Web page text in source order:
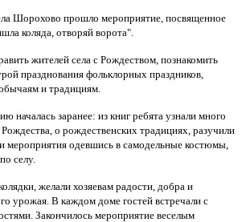
Шорохово прошло мероприятие, посвященное
коляда, отворяй ворота".
жителей села с Рождеством, познакомить
празднования фольклорных праздников,
и традициям.
началась заранее: из книг ребята узнали много
о рождественских традициях, разучили
мероприятия одевшись в самодельные костюмы,
селу.
желали хозяевам радости, добра и
урожая. В каждом доме гостей встречали с
Закончилось мероприятие веселым